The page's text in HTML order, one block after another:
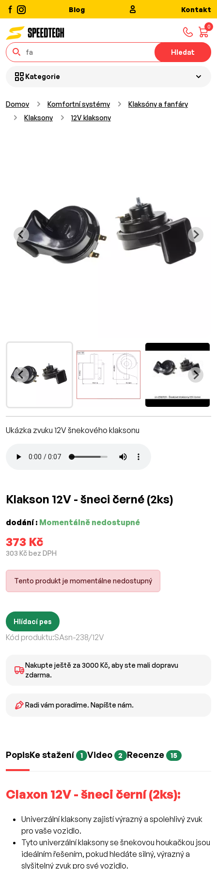
Blog Kontakt
0
Hledat
Kategorie
Domov Komfortní systémy
Klaksóny a fanfáry
Klaksony
12V klaksony
Ukázka zvuku 12V šnekového klaksonu
Klakson 12V - šneci černé (2ks)
dodání : Momentálně nedostupné
373 Kč
303 Kč bez DPH
Tento produkt je momentálne nedostupný
Hlídací pes
Kód produktu:SAsn-238/12V
Nakupte ještě za 3000 Kč, aby ste mali dopravu
zdarma.
Radi vám poradíme. Napíšte nám.
PopisKe stažení 1 Video 2 Recenze 15
Claxon 12V - šneci černí (2ks):
Univerzální klaksony zajistí výrazný a spolehlivý zvuk
pro vaše vozidlo.
Tyto univerzální klaksony se šnekovou houkačkou jsou
ideálním řešením, pokud hledáte silný, výrazný a
slyšitelný zvuk pro své vozidlo.